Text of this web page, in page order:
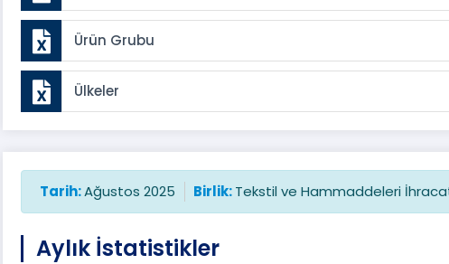
Ürün Grubu
Ülkeler
Tarih:Ağustos 2025 Birlik:Tekstil ve Hammaddeleri
Aylık İstatistikler